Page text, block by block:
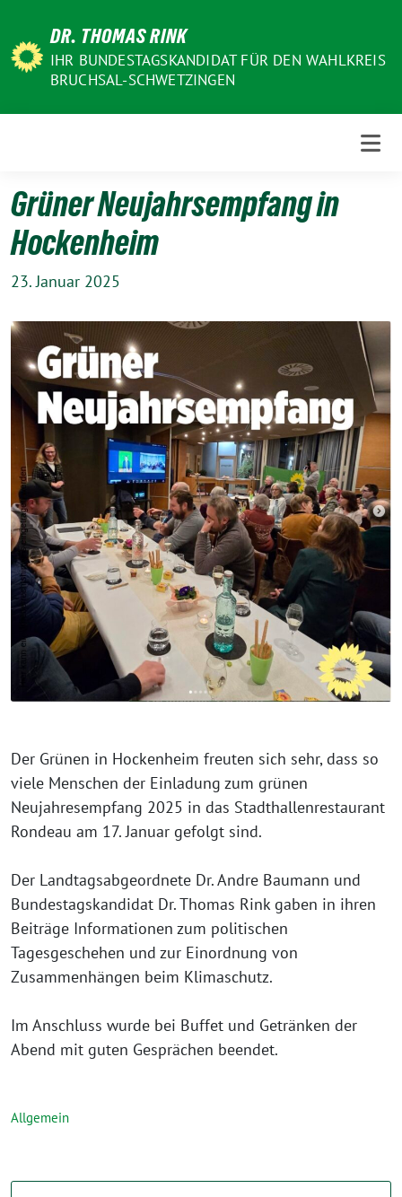
Inhalt
DR. THOMAS RINK
IHR BUNDESTAGSKANDIDAT FÜR DEN WAHLKREIS
BRUCHSAL-SCHWETZINGEN
Grüner Neujahrsempfang in
Hockenheim
23. Januar 2025
Der Grünen in Hockenheim freuten sich sehr, dass so
viele Menschen der Einladung zum grünen
Neujahresempfang 2025 in das Stadthallenrestaurant
Rondeau am 17. Januar gefolgt sind.
Der Landtagsabgeordnete Dr. Andre Baumann und
Bundestagskandidat Dr. Thomas Rink gaben in ihren
Beiträge Informationen zum politischen
Tagesgeschehen und zur Einordnung von
Zusammenhängen beim Klimaschutz.
Im Anschluss wurde bei Buffet und Getränken der
Abend mit guten Gesprächen beendet.
Allgemein